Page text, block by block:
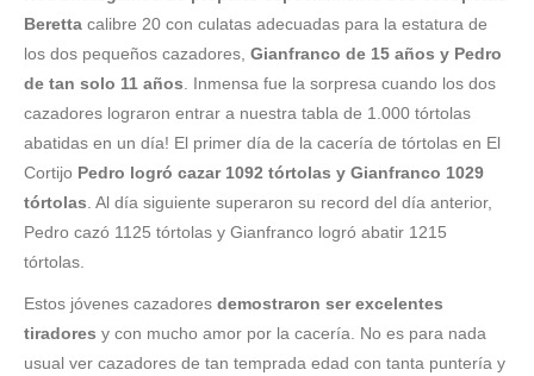
Beretta calibre 20 con culatas adecuadas para la estatura de
los dos pequeños cazadores, Gianfranco de 15 años y Pedro
de tan solo 11 años . Inmensa fue la sorpresa cuando los dos
cazadores lograron entrar a nuestra tabla de 1.000 tórtolas
abatidas en un día! El primer día de la cacería de tórtolas en El
Cortijo Pedro logró cazar 1092 tórtolas y Gianfranco 1029
tórtolas . Al día siguiente superaron su record del día anterior,
Pedro cazó 1125 tórtolas y Gianfranco logró abatir 1215
tórtolas.
Estos jóvenes cazadores demostraron ser excelentes
tiradores y con mucho amor por la cacería. No es para nada
usual ver cazadores de tan temprada edad con tanta puntería y